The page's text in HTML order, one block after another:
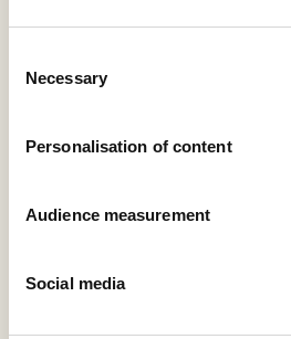
Selection
Necessary
Personalisation of content
Audience measurement
Social media